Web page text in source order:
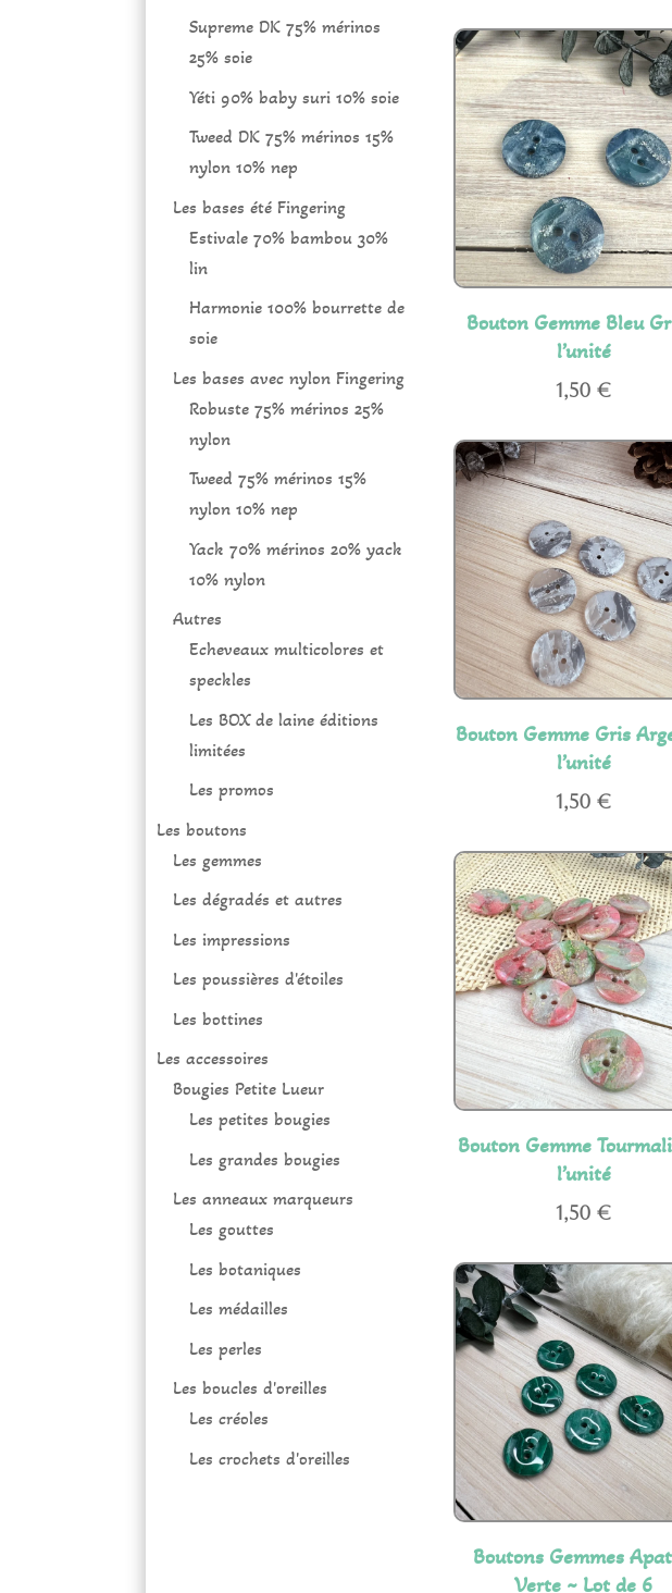
Supreme DK 75% mérinos
25% soie
Yéti 90% baby suri 10% soie
Tweed DK 75% mérinos 15%
nylon 10% nep
Les bases été Fingering
Estivale 70% bambou 30%
lin
Harmonie 100% bourrette de
soie
Les bases avec nylon Fingering
Robuste 75% mérinos 25%
nylon
Tweed 75% mérinos 15%
nylon 10% nep
Yack 70% mérinos 20% yack
10% nylon
Autres
Echeveaux multicolores et
speckles
Les BOX de laine éditions
limitées
Les promos
Les boutons
Les gemmes
Les dégradés et autres
Les impressions
Les poussières d'étoiles
Les bottines
Les accessoires
Bougies Petite Lueur
Les petites bougies
Les grandes bougies
Les anneaux marqueurs
Les gouttes
Les botaniques
Les médailles
Les perles
Les boucles d'oreilles
Les créoles
Les crochets d'oreilles
Bouton Gemme Bleu
l’unité
1,50€
Bouton Gemme Gris
l’unité
1,50€
Bouton Gemme
l’unité
1,50€
Boutons Gemmes
Verte ~ Lot de 6